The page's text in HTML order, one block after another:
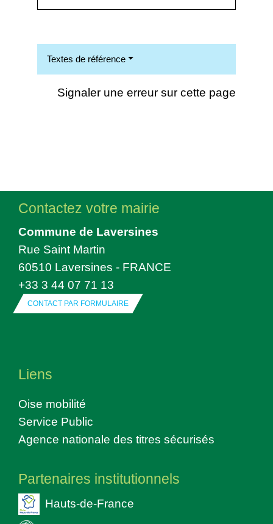
Textes de référence
Signaler une erreur sur cette page
Contactez votre mairie
Commune de Laversines
Rue Saint Martin
60510 Laversines - FRANCE
+33 3 44 07 71 13
CONTACT PAR FORMULAIRE
Liens
Oise mobilité
Service Public
Agence nationale des titres sécurisés
Partenaires institutionnels
Hauts-de-France